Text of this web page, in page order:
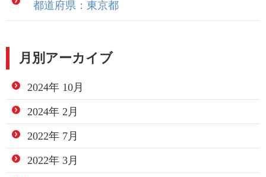
都道府県：東京都
月別アーカイブ
2024年 10月
2024年 2月
2022年 7月
2022年 3月